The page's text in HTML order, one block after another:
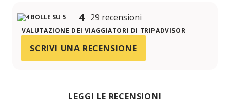
4 29 recensioni
VALUTAZIONE DEI VIAGGIATORI DI TRIPADVISOR
SCRIVI UNA RECENSIONE
LEGGI LE RECENSIONI